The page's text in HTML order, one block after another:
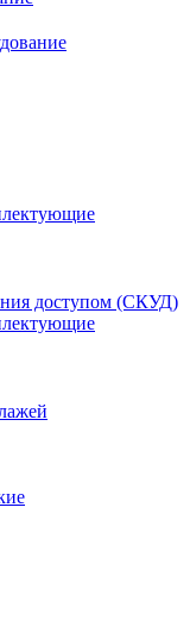
доступом (СКУД)